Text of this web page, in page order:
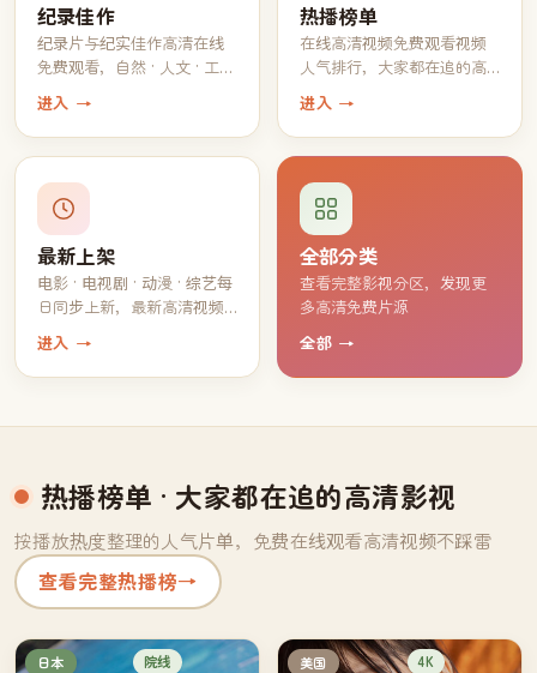
纪录佳作
纪录片与纪实佳作高清在线
免费观看，自然 · 人文 · 工艺
一应俱全
进入 →
热播榜单
在线高清视频免费观看视频
人气排行，大家都在追的高
分片单
进入 →
最新上架
电影 · 电视剧 · 动漫 · 综艺每
日同步上新，最新高清视频
持续免费观看
进入 →
全部分类
查看完整影视分区，发现更
多高清免费片源
全部 →
热播榜单 · 大家都在追的高清影视
按播放热度整理的人气片单，免费在线观看高清视频不踩雷
查看完整热播榜→
日本 院线 美国 4K